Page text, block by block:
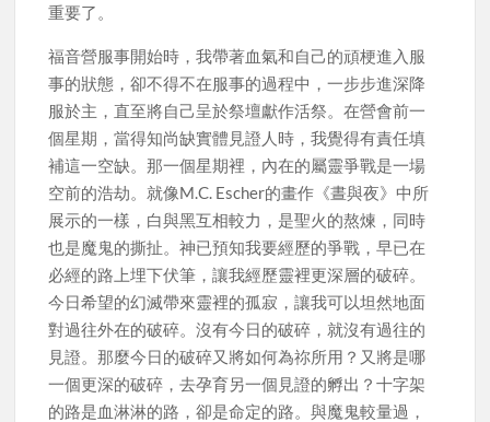
重要了。
福音營服事開始時，我帶著血氣和自己的頑梗進入服
事的狀態，卻不得不在服事的過程中，一步步進深降
服於主，直至將自己呈於祭壇獻作活祭。在營會前一
個星期，當得知尚缺實體見證人時，我覺得有責任填
補這一空缺。那一個星期裡，內在的屬靈爭戰是一場
空前的浩劫。就像M.C. Escher的畫作《晝與夜》中所
展示的一樣，白與黑互相較力，是聖火的熬煉，同時
也是魔鬼的撕扯。神已預知我要經歷的爭戰，早已在
必經的路上埋下伏筆，讓我經歷靈裡更深層的破碎。
今日希望的幻滅帶來靈裡的孤寂，讓我可以坦然地面
對過往外在的破碎。沒有今日的破碎，就沒有過往的
見證。那麼今日的破碎又將如何為祢所用？又將是哪
一個更深的破碎，去孕育另一個見證的孵出？十字架
的路是血淋淋的路，卻是命定的路。與魔鬼較量過，